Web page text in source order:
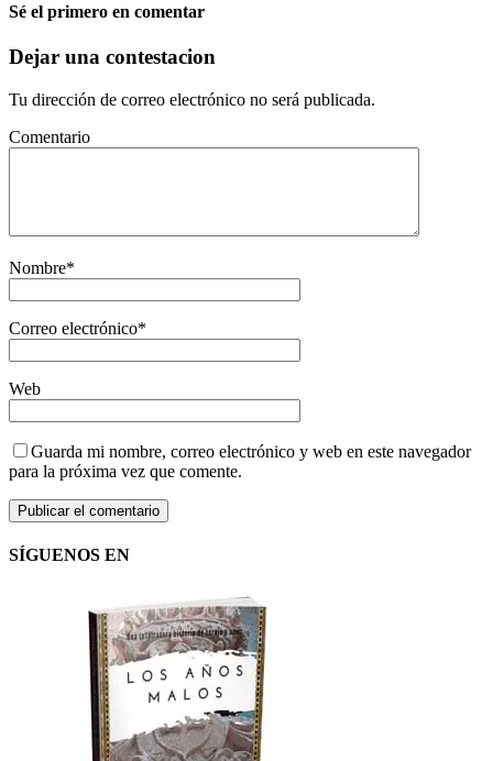
Sé el primero en comentar
Dejar una contestacion
Tu dirección de correo electrónico no será publicada.
Comentario
Nombre*
Correo electrónico*
Web
Guarda mi nombre, correo electrónico y web en este navegador
para la próxima vez que comente.
SÍGUENOS EN